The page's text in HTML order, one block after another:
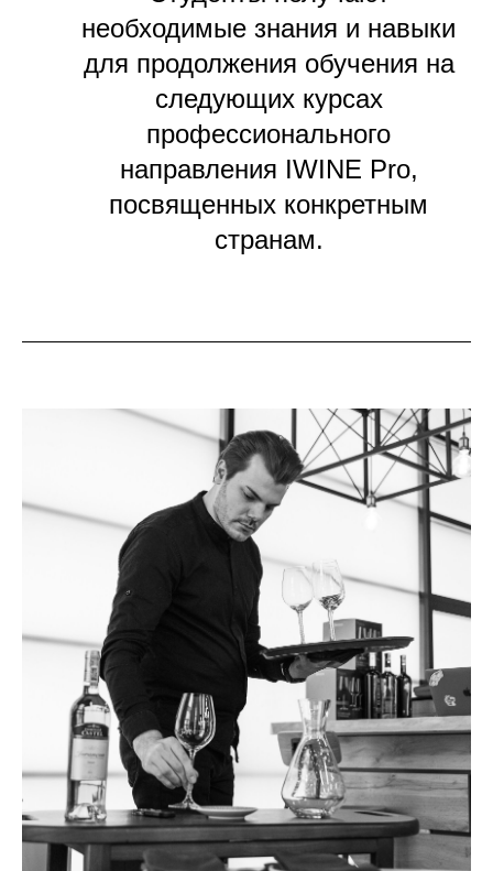
необходимые знания и навыки
для продолжения обучения на
следующих курсах
профессионального
направления IWINE Pro,
посвященных конкретным
странам.